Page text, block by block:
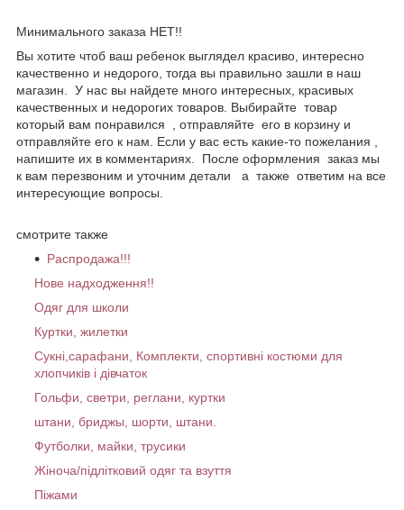
Минимального заказа НЕТ!!
Вы хотите чтоб ваш ребенок выглядел красиво, интересно
качественно и недорого, тогда вы правильно зашли в наш
магазин. У нас вы найдете много интересных, красивых
качественных и недорогих товаров. Выбирайте товар
который вам понравился , отправляйте его в корзину и
отправляйте его к нам. Если у вас есть какие-то пожелания ,
напишите их в комментариях. После оформления заказ мы
к вам перезвоним и уточним детали а также ответим на все
интересующие вопросы.
смотрите также
Распродажа!!!
Нове надходження!!
Одяг для школи
Куртки, жилетки
Сукні,сарафани, Комплекти, спортивні костюми для
хлопчиків і дівчаток
Гольфи, светри, реглани, куртки
штани, бриджы, шорти, штани.
Футболки, майки, трусики
Жіноча/підлітковий одяг та взуття
Піжами